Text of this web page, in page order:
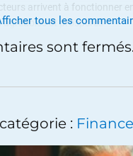
arrivent à fonctionner
agréables et prospères
de toute la société.
problème pourrait bien être
(argent gratuit) ne
tous les
sont fermés.
: Finance